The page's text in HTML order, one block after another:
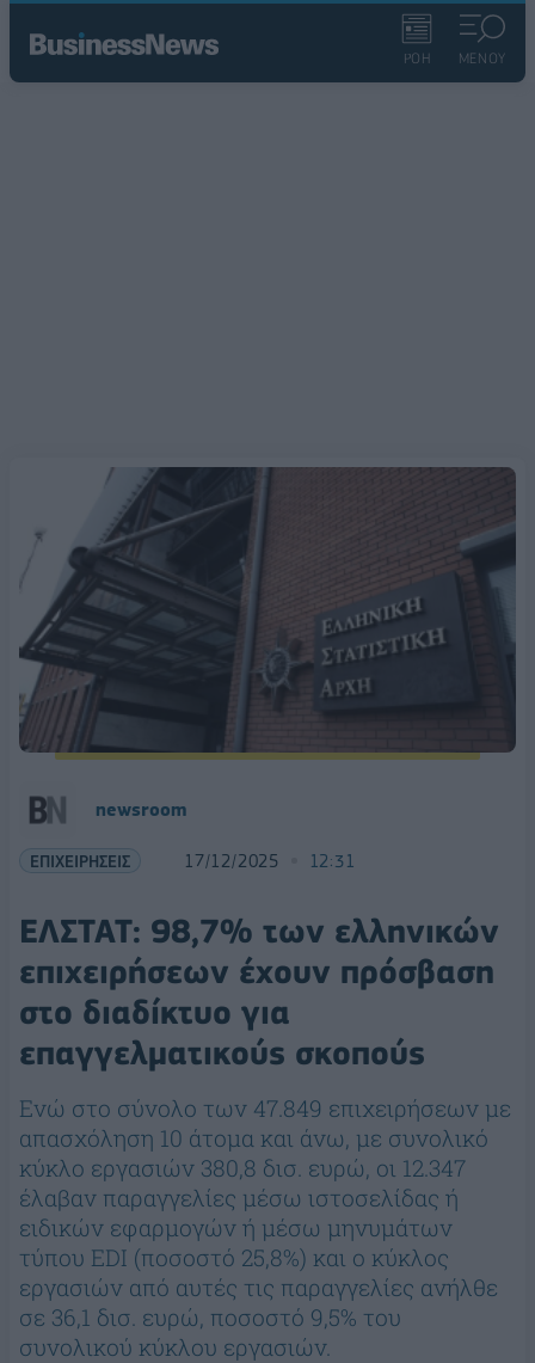
ΡΟΗ ΜΕΝΟΥ
newsroom
ΕΠΙΧΕΙΡΗΣΕΙΣ 17/12/2025 12:31
ΕΛΣΤΑΤ: 98,7% των ελληνικών
επιχειρήσεων έχουν πρόσβαση
στο διαδίκτυο για
επαγγελματικούς σκοπούς
Ενώ στο σύνολο των 47.849 επιχειρήσεων με
απασχόληση 10 άτομα και άνω, με συνολικό
κύκλο εργασιών 380,8 δισ. ευρώ, οι 12.347
έλαβαν παραγγελίες μέσω ιστοσελίδας ή
ειδικών εφαρμογών ή μέσω μηνυμάτων
τύπου EDI (ποσοστό 25,8%) και ο κύκλος
εργασιών από αυτές τις παραγγελίες ανήλθε
σε 36,1 δισ. ευρώ, ποσοστό 9,5% του
συνολικού κύκλου εργασιών.